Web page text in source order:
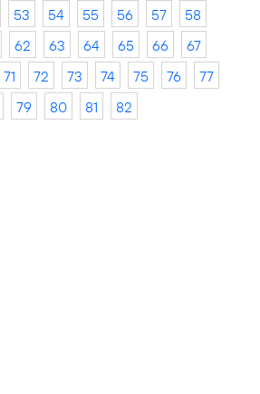
53 54 55 56 57
58
62 63 64 65 66
67
71 72 73 74 75 76
77
79 80 81 82